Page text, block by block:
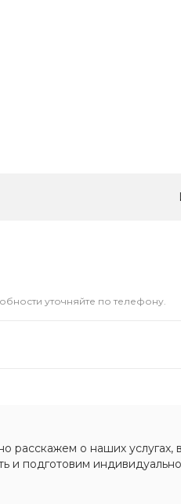
уточняйте по телефону.
расскажем о наших услугах,
и подготовим